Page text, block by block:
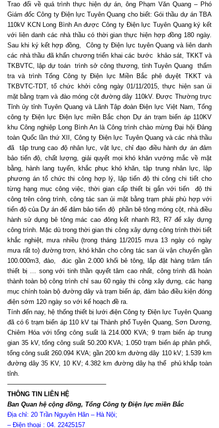
Trao đổi về quá trình thực hiện dự án, ông Phạm Văn Quang – Phó
Giám đốc Công ty Điện lực Tuyên Quang cho biết: Gói thầu dự án TBA
110kV KCN Long Bình An được Công ty Điện lực Tuyên Quang ký kết
với liên danh các nhà thầu có thời gian thực hiện hợp đồng 180 ngày.
Sau khi ký kết hợp đồng, Công ty Điện lực tuyên Quang và liên danh
các nhà thầu đã khẩn chương triển khai các bước khảo sát, TKKT và
TKBVTC, lập dự toán trình sở công thương, tỉnh Tuyên Quang thẩm
tra và trình Tổng Công ty Điện lực Miền Bắc phê duyệt TKKT và
TKBVTC-TDT, tổ chức khởi công ngày 01/11/2015, thực hiện san ủi
mặt bằng trạm và đào móng cột đường dây 110kV. Được Thường trực
Tỉnh ủy tỉnh Tuyên Quang và Lãnh Tập đoàn Điện lực Việt Nam, Tổng
công ty Điện lực Điện lực miền Bắc chọn Dự án trạm biến áp 110KV
khu Công nghiệp Long Bình An là Công trình chào mừng Đại hội Đảng
toàn Quốc lần thứ XII, Công ty Điện lực Tuyên Quang và các nhà thầu
đã tập trung cao độ nhân lực, vật lực, chỉ đạo điều hành dự án đảm
bảo tiến độ, chất lượng, giải quyết mọi khó khăn vướng mắc về mặt
bằng, hành lang tuyến, khắc phục khó khăn, tập trung nhân lực, lập
phương án tổ chức thi công hợp lý, lập tiến độ thi công chi tiết cho
từng hạng mục công việc, thời gian cấp thiết bị gắn với tiến độ thi
công trên công trình, công tác san ủi mặt bằng trạm phải phù hợp với
tiến độ của Dự án để đảm bảo tiến độ phần bê tông móng cột, nhà điều
hành sử dụng bê tông mác cao đông kết nhanh R3, R7 để xây dựng
công trình. Mặc dù trong thời gian thi công xây dựng công trình thời tiết
khắc nghiệt, mưa nhiều (trong tháng 11/2015 mưa 13 ngày có ngày
mưa rất to) đường trơn, khó khăn cho công tác san ủi vận chuyển gần
100.000m3, đào, đúc gần 2.000 khối bê tông, lắp đặt hàng trăm tấn
thiết bị … song với tinh thần quyết tâm cao nhất, công trình đã hoàn
thành toàn bộ công trình chỉ sau 60 ngày thi công xây dựng, các hạng
mục chính toàn bộ đường dây và trạm biến áp, đảm bảo điều kiện đóng
điện sớm 120 ngày so với kế hoạch đề ra.
Tính đến nay, hệ thống thiết bị lưới điện Công ty Điện lực Tuyên Quang
đã có 6 trạm biến áp 110 kV tại Thành phố Tuyên Quang, Sơn Dương,
Chiêm Hóa với tổng công suất là 214.000 KVA; 9 trạm biến áp trung
gian 35 kV, tổng công suất 50.200 KVA; 1.050 trạm biến áp phân phối,
tổng công suất 260.094 KVA; gần 200 km đường dây 110 kV; 1.539 km
đường dây 35 KV, 10 KV; 4.382 km đường dây hạ thế phủ khắp toàn
tỉnh.
———————————————–
THÔNG TIN LIÊN HỆ
Ban Quan hệ cộng đồng, Tổng Công ty Điện lực miền Bắc
Địa chỉ: 20 Trần Nguyên Hãn – Hà Nội;
– Điện thoại : 04. 22425157